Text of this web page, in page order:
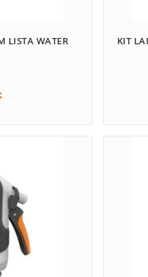
LISTA WATER
KIT